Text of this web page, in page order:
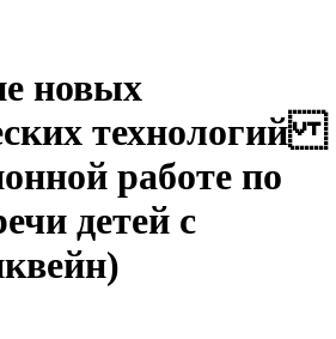
новых
технологий
работе по
детей с